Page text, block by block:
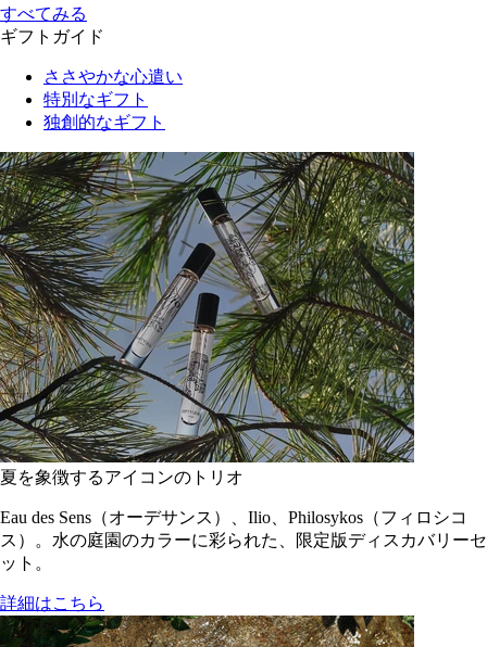
すべてみる
ギフトガイド
ささやかな心遣い
特別なギフト
独創的なギフト
夏を象徴するアイコンのトリオ
Eau des Sens（オーデサンス）、Ilio、Philosykos（フィロシコ
ス）。水の庭園のカラーに彩られた、限定版ディスカバリーセ
ット。
詳細はこちら